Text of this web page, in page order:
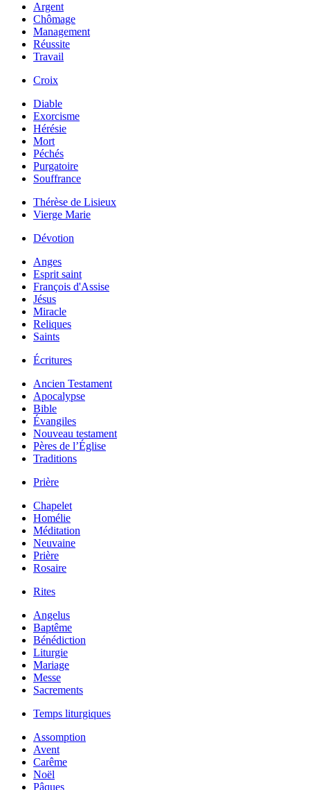
Argent
Chômage
Management
Réussite
Travail
Croix
Diable
Exorcisme
Hérésie
Mort
Péchés
Purgatoire
Souffrance
Thérèse de Lisieux
Vierge Marie
Dévotion
Anges
Esprit saint
François d'Assise
Jésus
Miracle
Reliques
Saints
Écritures
Ancien Testament
Apocalypse
Bible
Évangiles
Nouveau testament
Pères de l’Église
Traditions
Prière
Chapelet
Homélie
Méditation
Neuvaine
Prière
Rosaire
Rites
Angelus
Baptême
Bénédiction
Liturgie
Mariage
Messe
Sacrements
Temps liturgiques
Assomption
Avent
Carême
Noël
Pâques